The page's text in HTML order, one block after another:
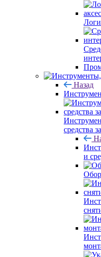
Назад
средства
и